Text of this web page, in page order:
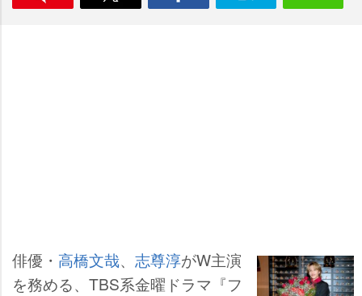
俳優・ 高橋文哉、 志尊淳がW主演
を務める、TBS系金曜ドラマ『フ